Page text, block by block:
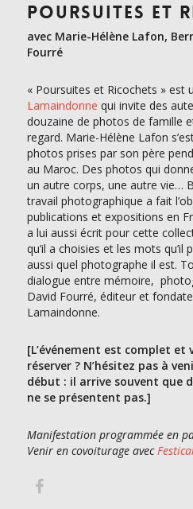
POURSUITES ET
avec Marie-Hélène Lafon,
Fourré
« Poursuites et Ricochets » est
Lamaindonne qui invite des
douzaine de photos de famille
regard. Marie-Hélène Lafon
photos prises par son père
au Maroc. Des photos qui
un autre corps, une autre vie…
travail photographique a fait
publications et expositions en
a lui aussi écrit pour cette
qu’il a choisies et les mots qu’il
aussi quel photographe il est.
dialogue entre mémoire,
David Fourré, éditeur et
Lamaindonne.
[L’événement est complet et
réserver ? N’hésitez pas à
début : il arrive souvent que
ne se présentent pas.]
Manifestation programmée en
Venir en covoiturage avec